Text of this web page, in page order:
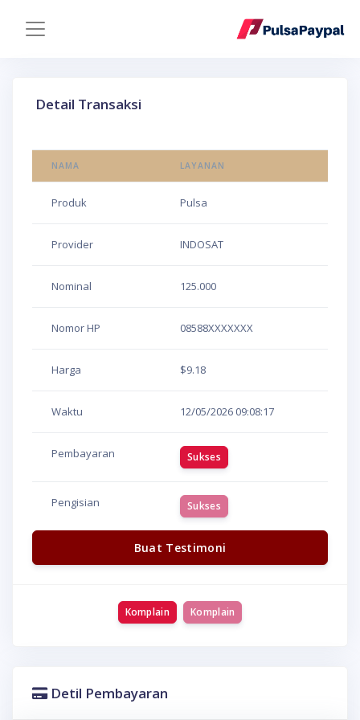
Detail Transaksi
NAMA LAYANAN
Produk Pulsa
Provider INDOSAT
Nominal 125.000
Nomor HP 08588XXXXXXX
Harga $9.18
Waktu 12/05/2026 09:08:17
Pembayaran Sukses
Pengisian Sukses
Buat Testimoni
Komplain Komplain
Detil Pembayaran